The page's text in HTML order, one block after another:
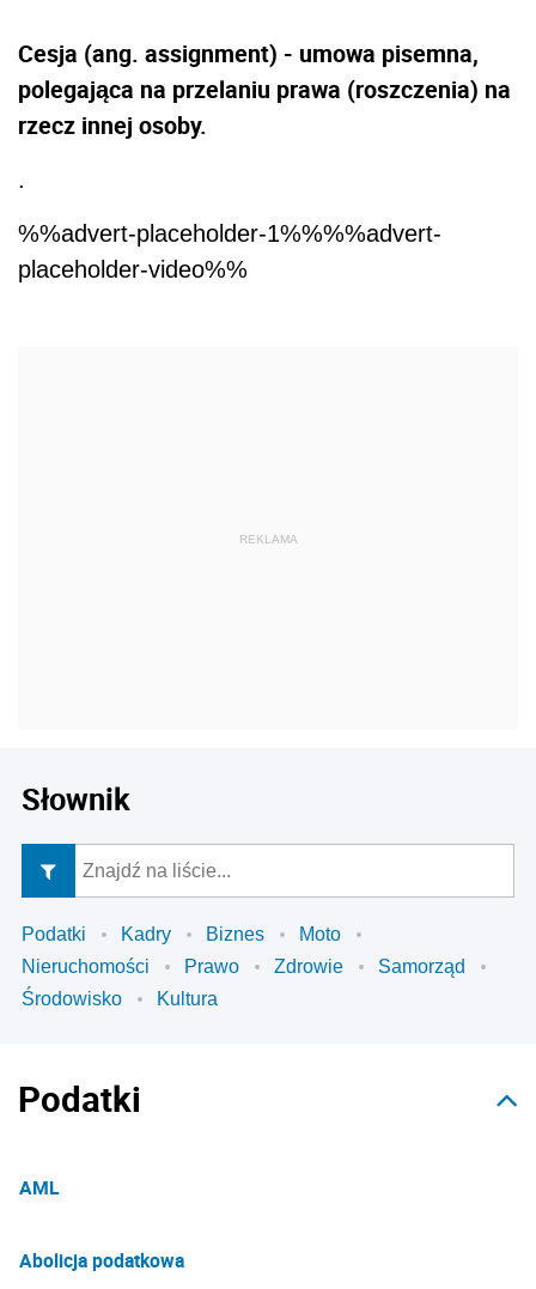
Cesja (ang. assignment) - umowa pisemna,
polegająca na przelaniu prawa (roszczenia) na
rzecz innej osoby.
.
%%advert-placeholder-1%%%%advert-
placeholder-video%%
Słownik
Podatki Kadry Biznes
Moto
Nieruchomości
Prawo Zdrowie
Samorząd
Środowisko
Kultura
Podatki
AML
Abolicja podatkowa